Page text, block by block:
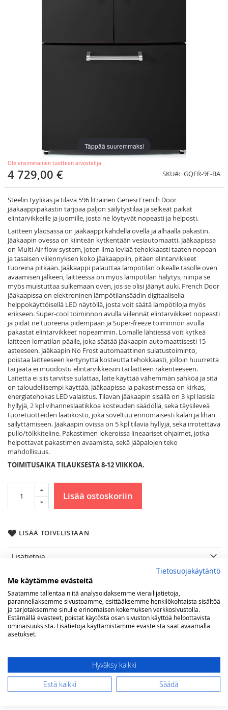
Ole ensimmäinen tuotteen arvostelija
4 729,00 € SKU GQFR-9F-BA
Steelin tyylikäs ja tilava 596 litrainen Genesi French Door
jääkaappipakastin tarjoaa paljon säilytystilaa ja selkeät paikat
elintarvikkeille ja juomille, josta ne löytyvät nopeasti ja helposti.
Laitteen yläosassa on jääkaappi kahdella ovella ja alhaalla pakastin.
Jääkaapin ovessa on kiinteän kytkentään vesiautomaatti. Jääkaapissa
on Multi Air flow system, joten ilma leviää tehokkaasti taaten nopean
ja tasaisen viilennyksen koko jääkaappiin, pitäen elintarvikkeet
tuoreina pitkään. Jääkaappi palauttaa lämpötilan oikealle tasolle oven
avaamisen jälkeen, laitteessa on myös lämpötilan hälytys, niinpä se
myös muistuttaa sulkemaan oven, jos se olisi jäänyt auki. French Door
jääkaapissa on elektroninen lämpötilansäädin digitaalisella
helppokäyttöisellä LED näytöllä, josta voit säätä lämpötiloja myös
erikseen. Super-cool toiminnon avulla viilennät elintarvikkeet nopeasti
ja pidät ne tuoreena pidempään ja Super-freeze toiminnon avulla
pakastat elintarvikkeet nopeammin. Lomalle lähtiessä voit kytkeä
laitteen lomatilan päälle, joka säätää jääkaapin automaattisesti 15
asteeseen. Jääkaapin No Frost automaattinen sulatustoiminto,
poistaa laitteeseen kertynyttä kosteutta tehokkaasti, jolloin huurretta
tai jäätä ei muodostu elintarvikkeisiin tai laitteen rakenteeseen.
Laitetta ei siis tarvitse sulattaa, laite käyttää vähemmän sähköä ja sitä
on taloudellisempi käyttää. Jääkaapissa ja pakastimessa on kirkas,
energiatehokas LED valaistus. Tilavan jääkaapin sisällä on 3 kpl lasisia
hyllyjä, 2 kpl vihanneslaatikkoa kosteuden säädöllä, sekä täysileveä
tuoretuotteiden laatikosto, joka soveltuu erinomaisesti kalan ja lihan
säilyttämiseen. Jääkaapin ovissa on 5 kpl tilavia hyllyjä, sekä irrotettava
pullo/tölkkiteline. Pakastimen lokeroissa lineaariset ohjaimet, jotka
helpottavat pakastimen avaamista, sekä jääpalojen teko
mahdollisuus.
TOIMITUSAIKA TILAUKSESTA 8-12 VIIKKOA.
Lisää ostoskoriin
LISÄÄ TOIVELISTAAN
Täppää suuremmaksi
Lisätietoja
(lxsxk) 91 x 77 x 178 cm
kokonaistilavuus 596 litraa
220-240 V 50 Hz
vuotuinen energian kulutus 410 kW
Olet arvostelemassa:
Steel Genesi 90 French Door jääkaappi, musta
Tietosuojakäytäntö
Me käytämme evästeitä
Saatamme tallentaa niitä analysoidaksemme vierailijatietoja,
parannellaksemme sivustoamme, esittääksemme henkilökohtaista sisältöä
ja tarjotaksemme sinulle erinomaisen kokemuksen verkkosivustolla.
Estämällä evästeet, poistat käytöstä osan sivuston käyttöä helpottavista
ominaisuuksista. Lisätietoja käyttämistämme evästeistä saat avaamalla
asetukset.
Hyväksy kaikki
Estä kaikki Säädä